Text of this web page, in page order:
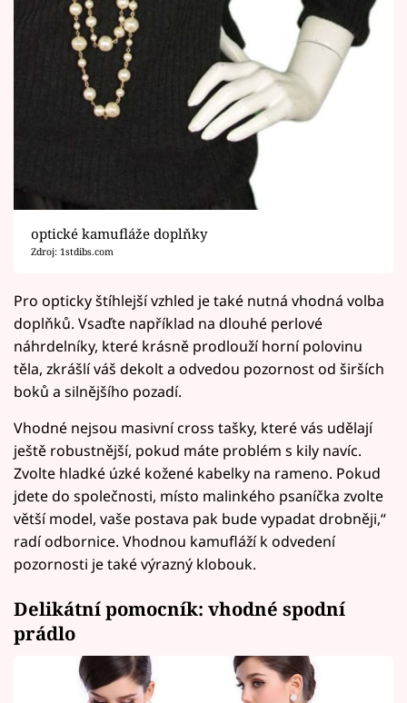
optické kamufláže doplňky
Zdroj: 1stdibs.com
Pro opticky štíhlejší vzhled je také nutná vhodná volba
doplňků. Vsaďte například na dlouhé perlové
náhrdelníky, které krásně prodlouží horní polovinu
těla, zkrášlí váš dekolt a odvedou pozornost od širších
boků a silnějšího pozadí.
Vhodné nejsou masivní cross tašky, které vás udělají
ještě robustnější, pokud máte problém s kily navíc.
Zvolte hladké úzké kožené kabelky na rameno. Pokud
jdete do společnosti, místo malinkého psaníčka zvolte
větší model, vaše postava pak bude vypadat drobněji,“
radí odbornice. Vhodnou kamufláží k odvedení
pozornosti je také výrazný klobouk.
Delikátní pomocník: vhodné spodní
prádlo